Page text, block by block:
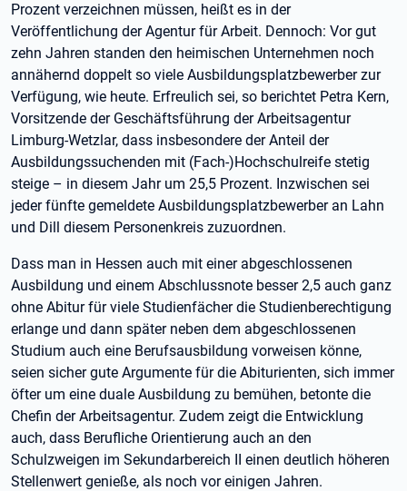
Prozent verzeichnen müssen, heißt es in der
Veröffentlichung der Agentur für Arbeit. Dennoch: Vor gut
zehn Jahren standen den heimischen Unternehmen noch
annähernd doppelt so viele Ausbildungsplatzbewerber zur
Verfügung, wie heute. Erfreulich sei, so berichtet Petra Kern,
Vorsitzende der Geschäftsführung der Arbeitsagentur
Limburg-Wetzlar, dass insbesondere der Anteil der
Ausbildungssuchenden mit (Fach-)Hochschulreife stetig
steige – in diesem Jahr um 25,5 Prozent. Inzwischen sei
jeder fünfte gemeldete Ausbildungsplatzbewerber an Lahn
und Dill diesem Personenkreis zuzuordnen.
Dass man in Hessen auch mit einer abgeschlossenen
Ausbildung und einem Abschlussnote besser 2,5 auch ganz
ohne Abitur für viele Studienfächer die Studienberechtigung
erlange und dann später neben dem abgeschlossenen
Studium auch eine Berufsausbildung vorweisen könne,
seien sicher gute Argumente für die Abiturienten, sich immer
öfter um eine duale Ausbildung zu bemühen, betonte die
Chefin der Arbeitsagentur. Zudem zeigt die Entwicklung
auch, dass Berufliche Orientierung auch an den
Schulzweigen im Sekundarbereich II einen deutlich höheren
Stellenwert genieße, als noch vor einigen Jahren.